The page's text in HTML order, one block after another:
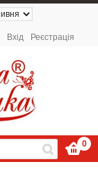
Вхід Реєстрація
0